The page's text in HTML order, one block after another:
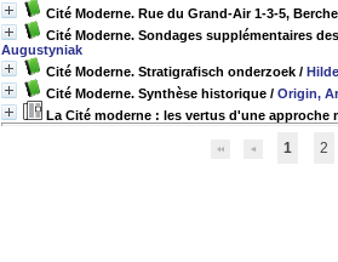
Cité Moderne. Rue du Grand-Air 1-3-5,
Cité Moderne. Sondages supplémentaires
Augustyniak
Cité Moderne. Stratigrafisch onderzoek /
Cité Moderne. Synthèse historique / Origin,
La Cité moderne : les vertus d'une approche
1 2